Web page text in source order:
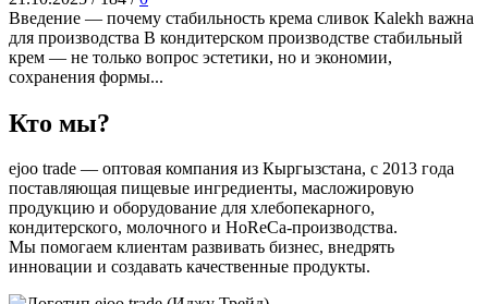
Введение — почему стабильность крема сливок Kalekh важна
для производства В кондитерском производстве стабильный
крем — не только вопрос эстетики, но и экономии,
сохранения формы...
Кто мы?
ejoo trade — оптовая компания из Кыргызстана, с 2013 года
поставляющая пищевые ингредиенты, масложировую
продукцию и оборудование для хлебопекарного,
кондитерского, молочного и HoReCa-производства.
Мы помогаем клиентам развивать бизнес, внедрять
инновации и создавать качественные продукты.